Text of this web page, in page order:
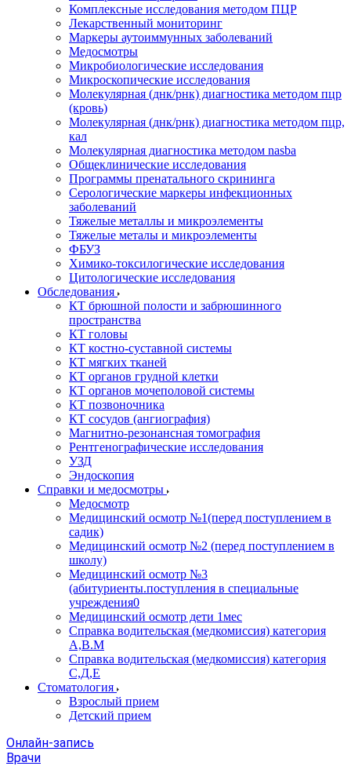
Комплексные исследования методом ПЦР
Лекарственный мониторинг
Маркеры аутоиммунных заболеваний
Медосмотры
Микробиологические исследования
Микроскопические исследования
Молекулярная (днк/рнк) диагностика методом пцр
(кровь)
Молекулярная (днк/рнк) диагностика методом пцр,
кал
Молекулярная диагностика методом nasba
Общеклинические исследования
Программы пренатального скрининга
Серологические маркеры инфекционных
заболеваний
Тяжелые металлы и микроэлементы
Тяжелые металы и микроэлементы
ФБУЗ
Химико-токсилогические исследования
Цитологические исследования
Обследования
КТ брюшной полости и забрюшинного
пространства
КТ головы
КТ костно-суставной системы
КТ мягких тканей
КТ органов грудной клетки
КТ органов мочеполовой системы
КТ позвоночника
КТ сосудов (ангиография)
Магнитно-резонансная томография
Рентгенографические исследования
УЗД
Эндоскопия
Справки и медосмотры
Медосмотр
Медицинский осмотр №1(перед поступлением в
садик)
Медицинский осмотр №2 (перед поступлением в
школу)
Медицинский осмотр №3
(абитуриенты.поступления в специальные
учреждения0
Медицинский осмотр дети 1мес
Справка водительская (медкомиссия) категория
А,В.М
Справка водительская (медкомиссия) категория
С,Д,Е
Стоматология
Взрослый прием
Детский прием
Онлайн-запись
Врачи